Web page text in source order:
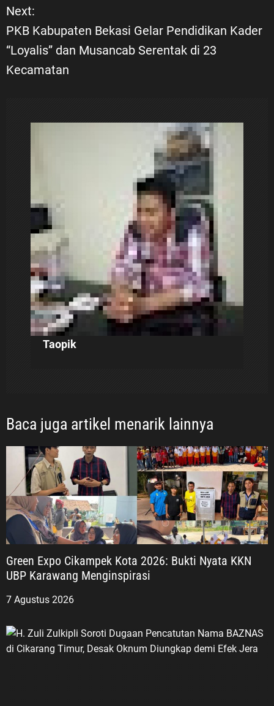
v
i
g
Next:
PKB Kabupaten Bekasi Gelar Pendidikan Kader
“Loyalis” dan Musancab Serentak di 23
Kecamatan
Taopik
Baca juga artikel menarik lainnya
Green Expo Cikampek Kota 2026: Bukti Nyata KKN
UBP Karawang Menginspirasi
7 Agustus 2026